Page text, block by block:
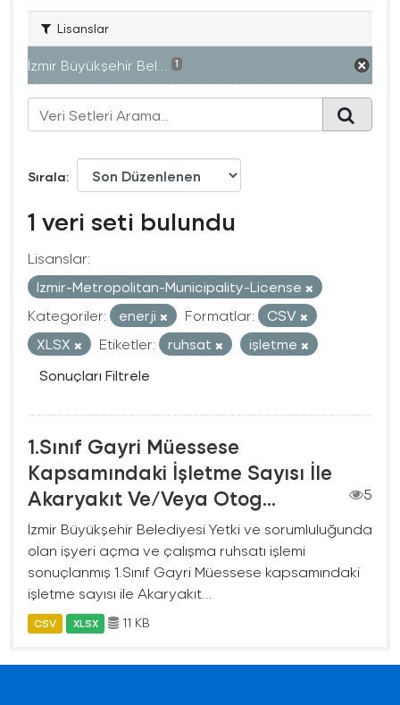
Lisanslar
İzmir Büyükşehir Bel... 1
Sırala
1 veri seti bulundu
Lisanslar:
Izmir-Metropolitan-Municipality-License
Kategoriler:
enerji Formatlar:
CSV
XLSX
Etiketler: ruhsat
işletme
Sonuçları Filtrele
1.Sınıf Gayri Müessese
Kapsamındaki İşletme Sayısı İle
Akaryakıt Ve/Veya Otog...
5
İzmir Büyükşehir Belediyesi Yetki ve sorumluluğunda
olan işyeri açma ve çalışma ruhsatı işlemi
sonuçlanmış 1.Sınıf Gayri Müessese kapsamındaki
işletme sayısı ile Akaryakıt...
CSV XLSX 11 KB